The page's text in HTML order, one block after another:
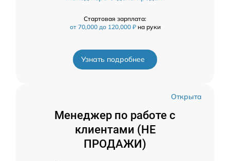
Стартовая зарплата:
от 70,000 до 120,000 ₽ на руки
Узнать подробнее
Открыта
Менеджер по работе с
клиентами (НЕ
ПРОДАЖИ)